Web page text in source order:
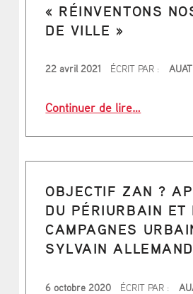
« RÉINVENTONS
DE VILLE »
22 avril 2021 ÉCRIT PAR : AUAT
Continuer de lire…
OBJECTIF ZAN ?
DU PÉRIURBAIN ET
CAMPAGNES
SYLVAIN ALLEMAND
6 octobre 2020 ÉCRIT PAR :